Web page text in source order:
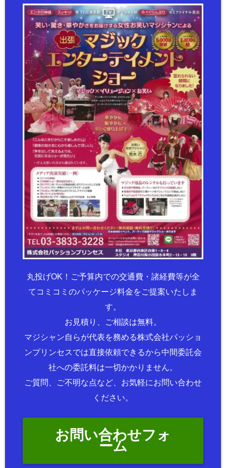
丸投げOK！ご予算内での交通費・諸経費等が全
てコミコミのパッケージ料金をご提案いたしま
す。
お見積り、ご相談は無料。
マジシャン自らが代表を務める株式会社パッショ
ンプリンセスでは直接依頼できるから中間委託会
社への委託料は一切かかりません。
ご質問、ご不明な点など、お気軽にお問い合わせ
ください。
お問い合わせフォ
ーム